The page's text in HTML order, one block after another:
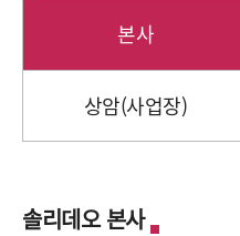
본사
상암(사업장)
솔리데오 본사